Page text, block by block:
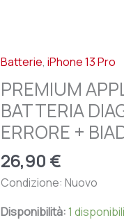
Batterie,iPhone 13 Pro
PREMIUM
BATTERIA
ERRORE +
26,90 €
Condizione: Nuovo
Disponibilità: 1 disponibili
-
BATTERIA
DIAGNOSTICABILE
NO
ERRORE
+
BIADESIVO
quantità